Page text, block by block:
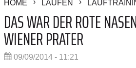
HOME LAUFEN
DAS WAR DER ROTE
WIENER PRATER
09/09/2014 - 11:21